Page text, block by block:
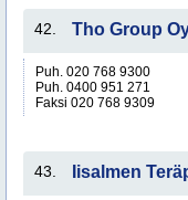
42. Tho Group
Puh. 020 768 9300
Puh. 0400 951 271
Faksi 020 768 9309
43. Iisalmen